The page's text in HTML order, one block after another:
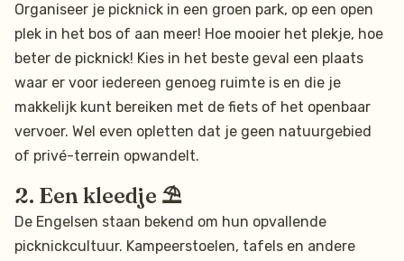
Organiseer je picknick in een groen park, op een open
plek in het bos of aan meer! Hoe mooier het plekje, hoe
beter de picknick! Kies in het beste geval een plaats
waar er voor iedereen genoeg ruimte is en die je
makkelijk kunt bereiken met de fiets of het openbaar
vervoer. Wel even opletten dat je geen natuurgebied
of privé-terrein opwandelt.
2. Een kleedje ⛱️
De Engelsen staan bekend om hun opvallende
picknickcultuur. Kampeerstoelen, tafels en andere